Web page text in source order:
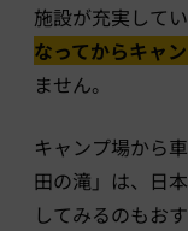
施設が充実してい
なってからキャ
ません。
キャンプ場から
田の滝」は、日
してみるのもおす